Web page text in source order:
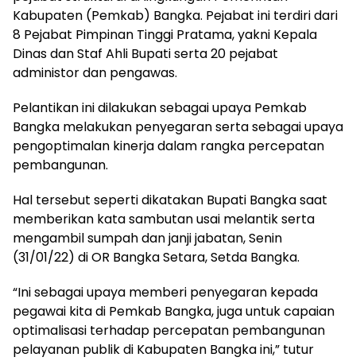
Kabupaten (Pemkab) Bangka. Pejabat ini terdiri dari
8 Pejabat Pimpinan Tinggi Pratama, yakni Kepala
Dinas dan Staf Ahli Bupati serta 20 pejabat
administor dan pengawas.
Pelantikan ini dilakukan sebagai upaya Pemkab
Bangka melakukan penyegaran serta sebagai upaya
pengoptimalan kinerja dalam rangka percepatan
pembangunan.
Hal tersebut seperti dikatakan Bupati Bangka saat
memberikan kata sambutan usai melantik serta
mengambil sumpah dan janji jabatan, Senin
(31/01/22) di OR Bangka Setara, Setda Bangka.
“Ini sebagai upaya memberi penyegaran kepada
pegawai kita di Pemkab Bangka, juga untuk capaian
optimalisasi terhadap percepatan pembangunan
pelayanan publik di Kabupaten Bangka ini,” tutur